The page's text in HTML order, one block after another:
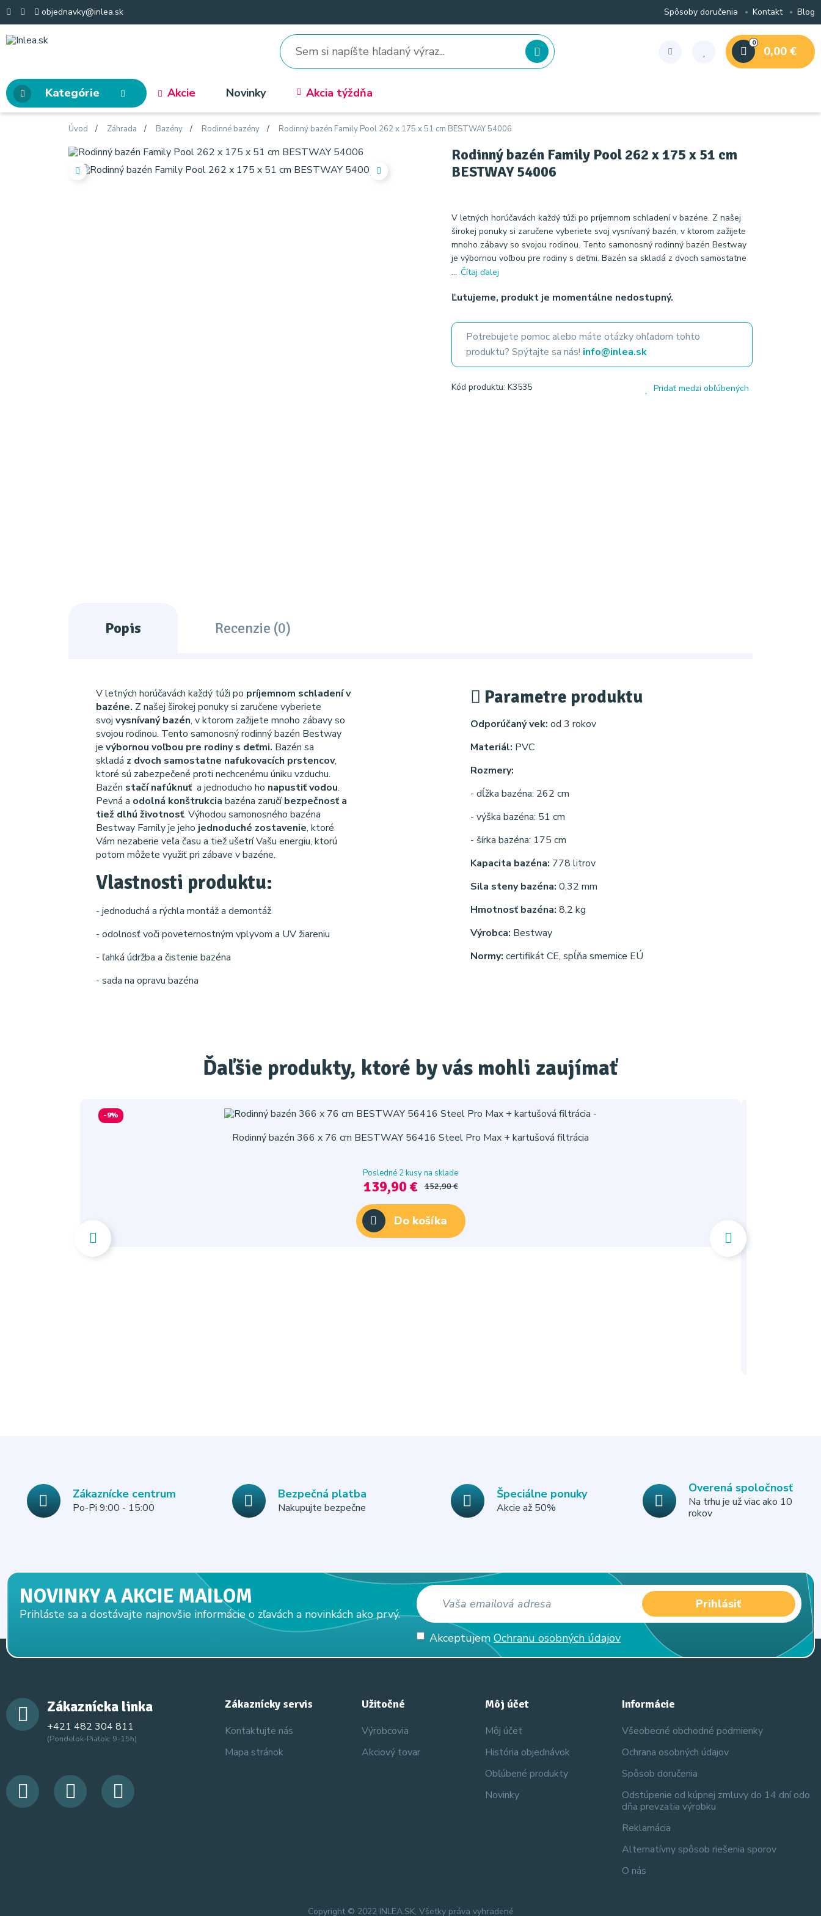
objednavky@inlea.sk Spôsoby doručenia Kontakt Blog
0
0,00 €
Kategórie Akcie Novinky Akcia týždňa
Úvod Záhrada Bazény Rodinné bazény Rodinný bazén Family Pool 262 x 175 x 51 cm BESTWAY 54006
Rodinný bazén Family Pool 262 x 175 x 51 cm
BESTWAY 54006
V letných horúčavách každý túži po príjemnom schladení v bazéne. Z našej
širokej ponuky si zaručene vyberiete svoj vysnívaný bazén, v ktorom zažijete
mnoho zábavy so svojou rodinou. Tento samonosný rodinný bazén Bestway
je výbornou voľbou pre rodiny s deťmi. Bazén sa skladá z dvoch samostatne
... Čítaj ďalej
Ľutujeme, produkt je momentálne nedostupný.
Potrebujete pomoc alebo máte otázky ohľadom tohto
produktu? Spýtajte sa nás! info@inlea.sk
Kód produktu: K3535 Pridať medzi obľúbených
Popis Recenzie (0)
V letných horúčavách každý túži po príjemnom schladení v
bazéne. Z našej širokej ponuky si zaručene vyberiete
svoj vysnívaný bazén, v ktorom zažijete mnoho zábavy so
svojou rodinou. Tento samonosný rodinný bazén Bestway
je výbornou voľbou pre rodiny s deťmi. Bazén sa
skladá z dvoch samostatne nafukovacích prstencov,
ktoré sú zabezpečené proti nechcenému úniku vzduchu.
Bazén stačí nafúknuť a jednoducho ho napustiť vodou.
Pevná a odolná konštrukcia bazéna zaručíbezpečnosť a
tiež dlhú životnosť. Výhodou samonosného bazéna
Bestway Family je jeho jednoduché zostavenie, ktoré
Vám nezaberie veľa času a tiež ušetrí Vašu energiu, ktorú
potom môžete využiť pri zábave v bazéne.
Vlastnosti produktu:
- jednoduchá a rýchla montáž a demontáž
- odolnosť voči poveternostným vplyvom a UV žiareniu
- ľahká údržba a čistenie bazéna
- sada na opravu bazéna
Parametre produktu
Odporúčaný vek: od 3 rokov
Materiál: PVC
Rozmery:
- dĺžka bazéna: 262 cm
- výška bazéna: 51 cm
- šírka bazéna: 175 cm
Kapacita bazéna: 778 litrov
Sila steny bazéna: 0,32 mm
Hmotnosť bazéna: 8,2 kg
Výrobca: Bestway
Normy: certifikát CE, spĺňa smernice EÚ
Ďaľšie produkty, ktoré by vás mohli zaujímať
-9%
Rodinný bazén 366 x 76 cm BESTWAY 56416 Steel Pro Max + kartušová filtrácia
Posledné 2 kusy na sklade
139,90 € 152,90 €
Do košíka
Zákaznícke centrum
Po-Pi 9:00 - 15:00
Bezpečná platba
Nakupujte bezpečne
Špeciálne ponuky
Akcie až 50%
Overená spoločnosť
Na trhu je už viac ako 10
rokov
NOVINKY A AKCIE MAILOM
Prihláste sa a dostávajte najnovšie informácie o zľavách a novinkách ako prvý.
Prihlásiť
Akceptujem Ochranu osobných údajov
Zákaznícka linka
+421 482 304 811
(Pondelok-Piatok: 9-15h)
Zákaznícky servis
Kontaktujte nás
Mapa stránok
Užitočné
Výrobcovia
Akciový tovar
Môj účet
Môj účet
História objednávok
Obľúbené produkty
Novinky
Informácie
Všeobecné obchodné podmienky
Ochrana osobných údajov
Spôsob doručenia
Odstúpenie od kúpnej zmluvy do 14 dní odo
dňa prevzatia výrobku
Reklamácia
Alternatívny spôsob riešenia sporov
O nás
Copyright © 2022 INLEA.SK, Všetky práva vyhradené